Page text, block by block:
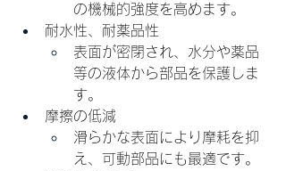
の機械的強度を高めます。
耐水性、耐薬品性
表面が密閉され、水分や薬品
等の液体から部品を保護しま
す。
摩擦の低減
滑らかな表面により摩耗を抑
え、可動部品にも最適です。